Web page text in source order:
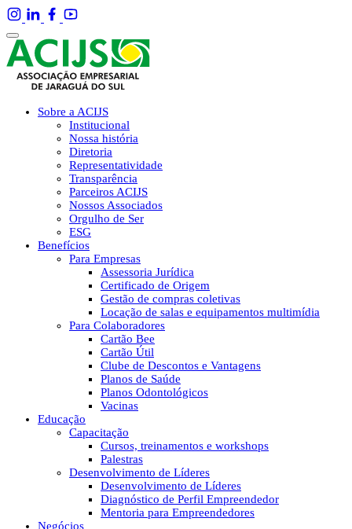
Sobre a ACIJS
Institucional
Nossa história
Diretoria
Representatividade
Transparência
Parceiros ACIJS
Nossos Associados
Orgulho de Ser
ESG
Benefícios
Para Empresas
Assessoria Jurídica
Certificado de Origem
Gestão de compras coletivas
Locação de salas e equipamentos multimídia
Para Colaboradores
Cartão Bee
Cartão Útil
Clube de Descontos e Vantagens
Planos de Saúde
Planos Odontológicos
Vacinas
Educação
Capacitação
Cursos, treinamentos e workshops
Palestras
Desenvolvimento de Líderes
Desenvolvimento de Líderes
Diagnóstico de Perfil Empreendedor
Mentoria para Empreendedores
Negócios